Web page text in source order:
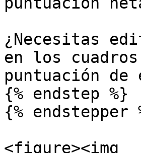
¿Necesitas
en los
puntuación de
{% endstep %}
{% endstepper
<figure><img